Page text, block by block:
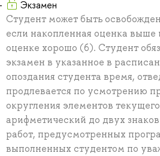
Экзамен
Студент может быть
если накопленная оценка выше
оценке хорошо (6). Студент
экзамен в указанное в
опоздания студента время,
продлевается по усмотрению
округления элементов
арифметический до двух
работ, предусмотренных
выполненных студентом по